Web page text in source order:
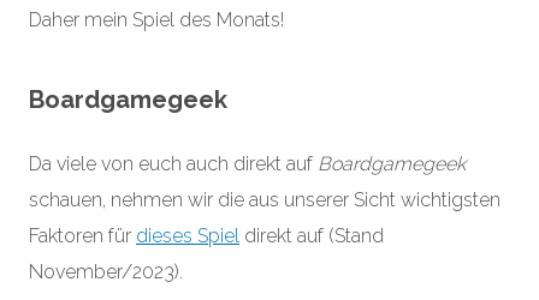
Daher mein Spiel des Monats!
Boardgamegeek
Da viele von euch auch direkt auf Boardgamegeek
schauen, nehmen wir die aus unserer Sicht wichtigsten
Faktoren für dieses Spiel direkt auf (Stand
November/2023).